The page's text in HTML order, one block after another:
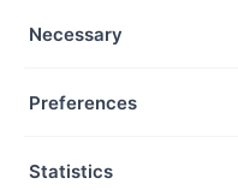
Szállítási és
Necessary
Preferences
Statistics